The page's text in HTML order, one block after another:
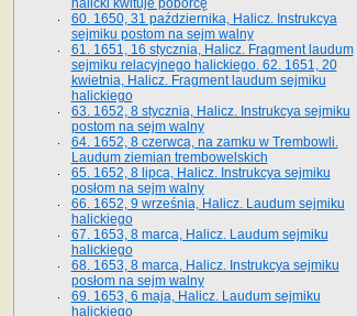
halicki kwituje poborcę
60. 1650, 31 października, Halicz. Instrukcya
sejmiku postom na sejm walny
61. 1651, 16 stycznia, Halicz. Fragment laudum
sejmiku relacyjnego halickiego. 62. 1651, 20
kwietnia, Halicz. Fragment laudum sejmiku
halickiego
63. 1652, 8 stycznia, Halicz. Instrukcya sejmiku
postom na sejm walny
64. 1652, 8 czerwca, na zamku w Trembowli.
Laudum ziemian trembowelskich
65. 1652, 8 lipca, Halicz. Instrukcya sejmiku
posłom na sejm walny
66. 1652, 9 września, Halicz. Laudum sejmiku
halickiego
67. 1653, 8 marca, Halicz. Laudum sejmiku
halickiego
68. 1653, 8 marca, Halicz. Instrukcya sejmiku
posłom na sejm walny
69. 1653, 6 maja, Halicz. Laudum sejmiku
halickiego